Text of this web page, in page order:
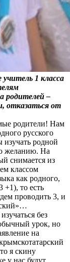
1 класса
родителей –
отказаться от
родители! Нам
русского
изучать родной
желанию. На
снимается из
классом
как родного,
+1), то есть
проводить 3, и
без
урок, но
на
я скину
у нас будут